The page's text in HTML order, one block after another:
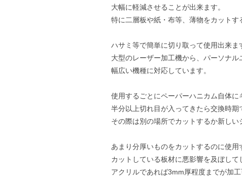
大幅に軽減させることが出来ます。
特に二層板や紙・布等、薄物をカットす
ハサミ等で簡単に切り取って使用出来ま
大型のレーザー加工機から、パーソナ
幅広い機種に対応しています。
使用するごとにペーパーハニカム自体に
半分以上切れ目が入ってきたら交換時期
その際は別の場所でカットするか新しい
あまり分厚いものをカットするのに使用
カットしている板材に悪影響を及ぼして
アクリルであれば3mm厚程度までが加工